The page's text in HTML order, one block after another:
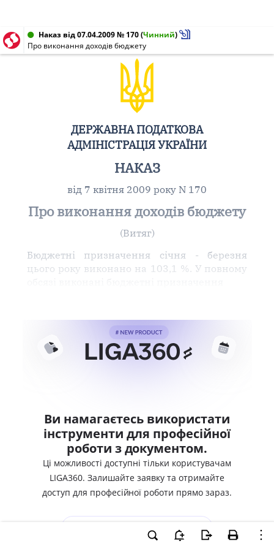
Наказ від 07.04.2009 № 170(Чинний)
Про виконання доходів бюджету
ДЕРЖАВНА ПОДАТКОВА
АДМІНІСТРАЦІЯ УКРАЇНИ
НАКАЗ
від 7 квітня 2009 року N 170
Про виконання доходів бюджету
(Витяг)
Бюджетні призначення січня - березня
цього року виконано на 103,1 %. У повному
Ви намагаєтесь використати
інструменти для професійної
роботи з документом.
Ці можливості доступні тільки користувачам
LIGA360. Залишайте заявку та отримайте
доступ для професійної роботи прямо зараз.
ВХІД ДЛЯ КОРИСТУВАЧІВ LIGA360